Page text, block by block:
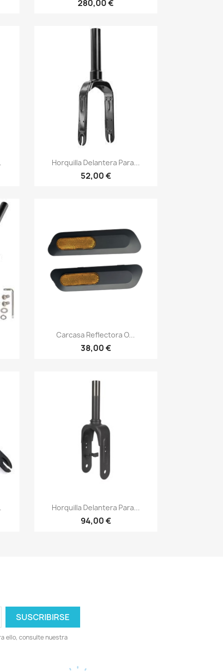
280,00 €
Vista rápida
Horquilla Delantera Para...
52,00 €
Vista rápida
Carcasa Reflectora O...
38,00 €
Vista rápida
Horquilla Delantera Para...
94,00 €
ello, consulte nuestra